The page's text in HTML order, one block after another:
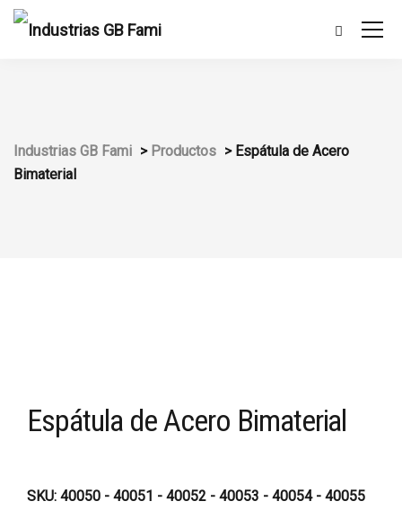
Industrias GB Fami > Productos > Espátula de Acero
Bimaterial
Espátula de Acero Bimaterial
SKU: 40050 - 40051 - 40052 - 40053 - 40054 - 40055